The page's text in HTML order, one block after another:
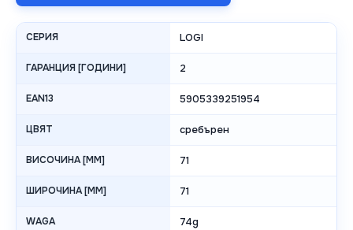
СЕРИЯ LOGI
ГАРАНЦИЯ [ГОДИНИ] 2
EAN13 5905339251954
ЦВЯТ сребърен
ВИСОЧИНА [MM] 71
ШИРОЧИНА [MM] 71
WAGA 74g